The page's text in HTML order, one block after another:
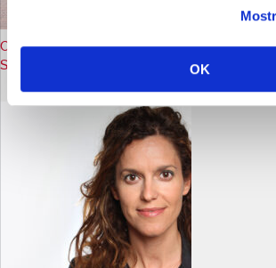
OK
Concluye con éxito la adquisición de
S.L.U. por Recordati